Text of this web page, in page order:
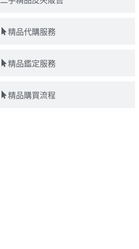
精品代購服務
精品鑑定服務
精品購買流程